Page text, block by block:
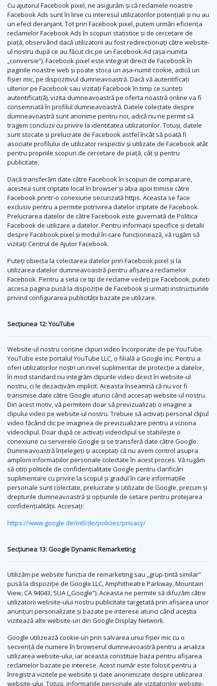
Cu ajutorul Facebook pixel, ne asigurăm și că reclamele noastre
Facebook Ads sunt în linie cu interesul utilizatorilor potențiali și nu au
un efect deranjant. Tot prin Facebook pixel, putem urmări eficiența
reclamelor Facebook Ads în scopuri statistice și de cercetare de
piață, observând dacă utilizatorii au fost redirecționați către website-
ul nostru după ce au făcut clic pe un Facebook Ad (așa-numita
„conversie”). Facebook pixel este integrat direct de Facebook în
paginile noastre web și poate stoca un așa-numit cookie, adică un
fișier mic, pe dispozitivul dumneavoastră. Dacă vă autentificați
ulterior pe Facebook sau vizitați Facebook în timp ce sunteți
autentificat(ă), vizita dumneavoastră pe oferta noastră online va fi
consemnată în profilul dumneavoastră. Datele colectate despre
dumneavoastră sunt anonime pentru noi, adică nu ne permit să
tragem concluzii cu privire la identitatea utilizatorilor. Totuși, datele
sunt stocate și prelucrate de Facebook astfel încât să poată fi
asociate profilului de utilizator respectiv și utilizate de Facebook atât
pentru propriile scopuri de cercetare de piață, cât și pentru
publicitate.
Dacă transferăm date către Facebook în scopuri de comparare,
acestea sunt criptate local în browser și abia apoi trimise către
Facebook printr-o conexiune securizată https. Aceasta se face
exclusiv pentru a permite potrivirea datelor criptate de Facebook.
Prelucrarea datelor de către Facebook este guvernată de Politica
Facebook de utilizare a datelor. Pentru informații specifice și detalii
despre Facebook pixel și modul în care funcționează, vă rugăm să
vizitați Centrul de Ajutor Facebook.
Puteți obiecta la colectarea datelor prin Facebook pixel și la
utilizarea datelor dumneavoastră pentru afișarea reclamelor
Facebook. Pentru a seta ce tip de reclame vedeți pe Facebook, puteți
accesa pagina pusă la dispoziție de Facebook și urmați instrucțiunile
privind configurarea publicității bazate pe utilizare.
Secțiunea 12: YouTube
Website-ul nostru conține clipuri video încorporate de pe YouTube.
YouTube este portalul YouTube LLC, o filială a Google Inc. Pentru a
oferi utilizatorilor noștri un nivel suplimentar de protecție a datelor,
în mod standard nu integrăm clipurile video direct în website-ul
nostru, ci le dezactivăm implicit. Aceasta înseamnă că nu vor fi
transmise date către Google atunci când accesați website-ul nostru.
Din acest motiv, vă permitem doar să previzualizați o imagine a
clipului video pe website-ul nostru. Trebuie să activați personal clipul
video făcând clic pe imaginea de previzualizare pentru a viziona
videoclipul. Doar după ce activați videoclipul se stabilește o
conexiune cu serverele Google și se transferă date către Google.
Dumneavoastră înțelegeți și acceptați că nu avem control asupra
amplorii informațiilor personale colectate în acest proces. Vă rugăm
să citiți politicile de confidențialitate Google pentru clarificări
suplimentare cu privire la scopul și gradul în care informațiile
personale sunt colectate, prelucrate și utilizate de Google, precum și
drepturile dumneavoastră și opțiunile de setare pentru protejarea
confidențialității. Accesați:
https://www.google.de/intl/de/policies/privacy/
Secțiunea 13: Google Dynamic Remarketing
Utilizăm pe website funcția de remarketing sau „grup-țintă similar”
pusă la dispoziție de Google LLC, Amphitheatre Parkway, Mountain
View, CA 94043, SUA („Google”). Aceasta ne permite să difuzăm către
utilizatorii website-ului nostru publicitate targetată prin afișarea unor
anunțuri personalizate și bazate pe interese atunci când aceștia
vizitează alte website-uri din Google Display Network.
Google utilizează cookie-uri prin salvarea unui fișier mic cu o
secvență de numere în browserul dumneavoastră pentru a analiza
utilizarea website-ului, iar aceasta constituie baza pentru afișarea
reclamelor bazate pe interese. Acest număr este folosit pentru a
înregistra vizitele pe website și date anonimizate despre utilizarea
website-ului. Totuși, informațiile personale ale vizitatorilor website-